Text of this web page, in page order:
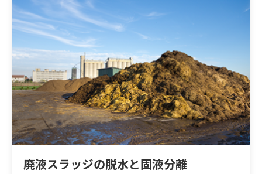
廃液スラッジの脱水と固液分離